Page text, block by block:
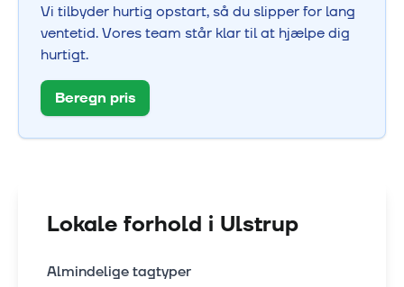
Vi tilbyder hurtig opstart, så du slipper for lang
ventetid. Vores team står klar til at hjælpe dig
hurtigt.
Beregn pris
Lokale forhold i Ulstrup
Almindelige tagtyper